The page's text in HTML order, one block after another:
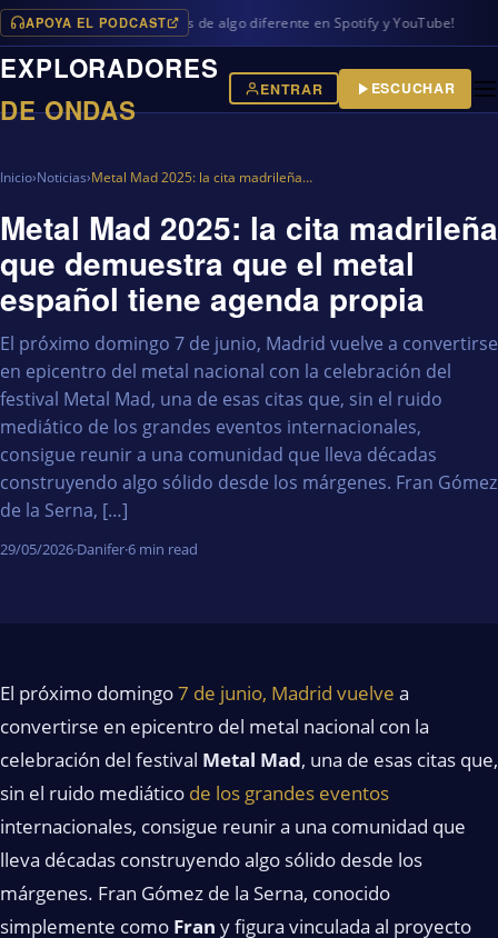
APOYA EL PODCAST
en iVoox, además de algo diferente en Spotify y YouTube!
EXPLORADORES
DE ONDAS
ENTRAR ESCUCHAR
Inicio›Noticias›Metal Mad 2025: la cita madrileña…
Metal Mad 2025: la cita madrileña
que demuestra que el metal
español tiene agenda propia
El próximo domingo 7 de junio, Madrid vuelve a convertirse
en epicentro del metal nacional con la celebración del
festival Metal Mad, una de esas citas que, sin el ruido
mediático de los grandes eventos internacionales,
consigue reunir a una comunidad que lleva décadas
construyendo algo sólido desde los márgenes. Fran Gómez
de la Serna, […]
29/05/2026·Danifer·6 min read
El próximo domingo7 de junio, Madrid vuelve a
convertirse en epicentro del metal nacional con la
celebración del festival Metal Mad, una de esas citas que,
sin el ruido mediático de los grandes eventos
internacionales, consigue reunir a una comunidad que
lleva décadas construyendo algo sólido desde los
márgenes. Fran Gómez de la Serna, conocido
simplemente como Fran y figura vinculada al proyecto